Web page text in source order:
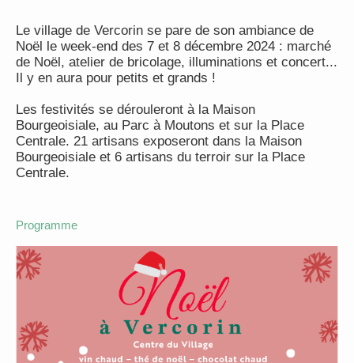
Le village de Vercorin se pare de son ambiance de
Noël le week-end des 7 et 8 décembre 2024 : marché
de Noël, atelier de bricolage, illuminations et concert...
Il y en aura pour petits et grands !
Les festivités se dérouleront à la Maison
Bourgeoisiale, au Parc à Moutons et sur la Place
Centrale. 21 artisans exposeront dans la Maison
Bourgeoisiale et 6 artisans du terroir sur la Place
Centrale.
Programme